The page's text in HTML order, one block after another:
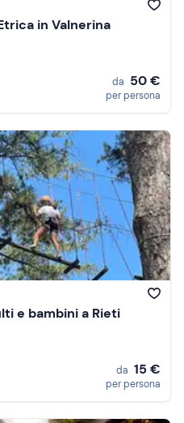
in Valnerina
da 50 €
per persona
e bambini a Rieti
da 15 €
per persona